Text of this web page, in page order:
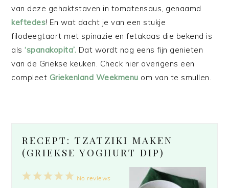
van deze gehaktstaven in tomatensaus, genaamd
keftedes! En wat dacht je van een stukje
filodeegtaart met spinazie en fetakaas die bekend is
als‘spanakopita’. Dat wordt nog eens fijn genieten
van de Griekse keuken. Check hier overigens een
compleet Griekenland Weekmenu om van te smullen.
RECEPT: TZATZIKI MAKEN
(GRIEKSE YOGHURT DIP)
5
4
3
2
1
No reviews